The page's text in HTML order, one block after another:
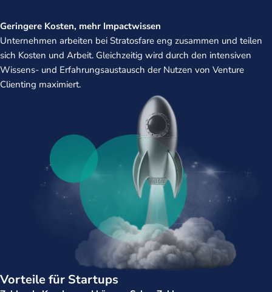
Geringere Kosten, mehr Impactwissen
Unternehmen arbeiten bei Stratosfare eng zusammen und teilen
sich Kosten und Arbeit. Gleichzeitig wird durch den intensiven
Wissens- und Erfahrungsaustausch der Nutzen von Venture
Clienting maximiert.
Vorteile für Startups